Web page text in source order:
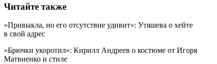
Читайте также
«Привыкла, но его отсутствие удивит»: Утяшева о хейте
в свой адрес
«Брючки укоротил»: Кирилл Андреев о костюме от Игоря
Матвиенко и стиле